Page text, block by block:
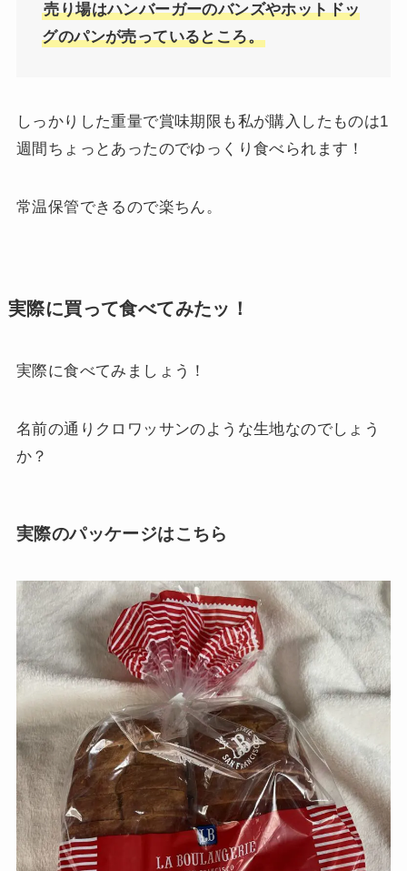
売り場はハンバーガーのバンズやホットドッ
グのパンが売っているところ。
しっかりした重量で賞味期限も私が購入したものは1
週間ちょっとあったのでゆっくり食べられます！
常温保管できるので楽ちん。
実際に買って食べてみたッ！
実際に食べてみましょう！
名前の通りクロワッサンのような生地なのでしょう
か？
実際のパッケージはこちら